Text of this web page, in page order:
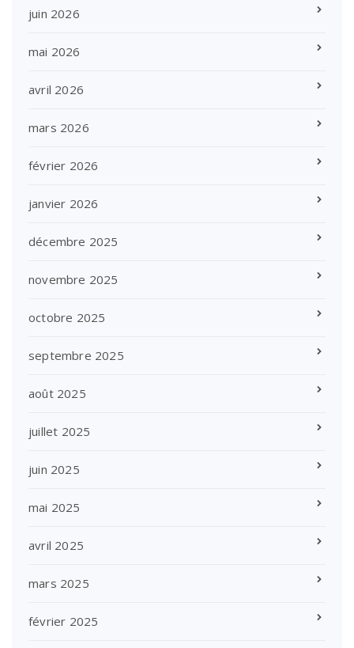
juin 2026
mai 2026
avril 2026
mars 2026
février 2026
janvier 2026
décembre 2025
novembre 2025
octobre 2025
septembre 2025
août 2025
juillet 2025
juin 2025
mai 2025
avril 2025
mars 2025
février 2025